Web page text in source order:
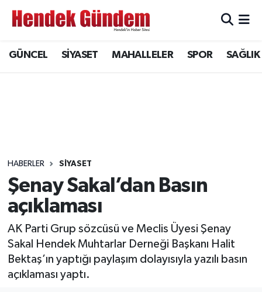
GÜNCEL SİYASET MAHALLELER SPOR SAĞLIK
HABERLER SİYASET
Şenay Sakal’dan Basın
açıklaması
AK Parti Grup sözcüsü ve Meclis Üyesi Şenay
Sakal Hendek Muhtarlar Derneği Başkanı Halit
Bektaş’ın yaptığı paylaşım dolayısıyla yazılı basın
açıklaması yaptı.
Sakarya Hava Durumu
Süper Lig Puan Durumu ve Fikstür
Tüm Manşetler
Son Dakika Haberleri
Haber Arşivi